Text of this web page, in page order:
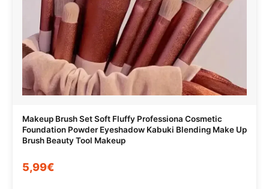
Makeup Brush Set Soft Fluffy Professiona Cosmetic
Foundation Powder Eyeshadow Kabuki Blending Make Up
Brush Beauty Tool Makeup
5,99€